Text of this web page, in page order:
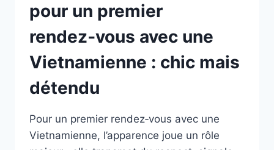
pour un premier
rendez‑vous avec une
Vietnamienne : chic mais
détendu
Pour un premier rendez‑vous avec une
Vietnamienne, l’apparence joue un rôle